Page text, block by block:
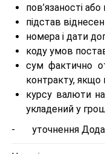
пов’язаності
підстав
номера і дати
коду умов
сум фактично
контракту, якщо
курсу валюти на
укладений у
- уточнення